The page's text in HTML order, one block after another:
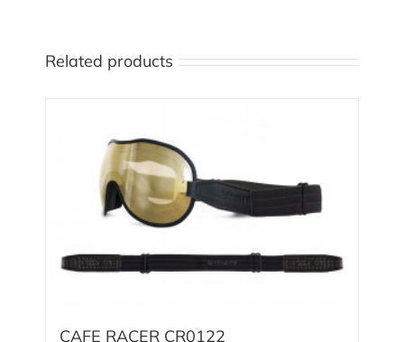
Related products
CAFE RACER CR0122